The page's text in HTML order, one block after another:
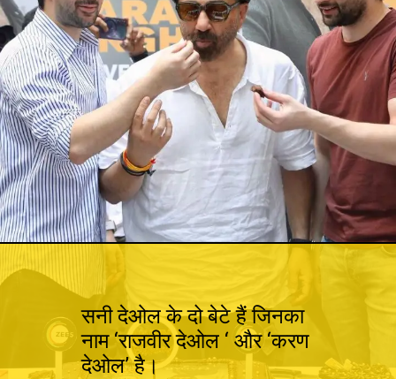
सनी देओल के दो बेटे हैं जिनका
नाम ‘राजवीर देओल ‘ और ‘करण
देओल’ है।